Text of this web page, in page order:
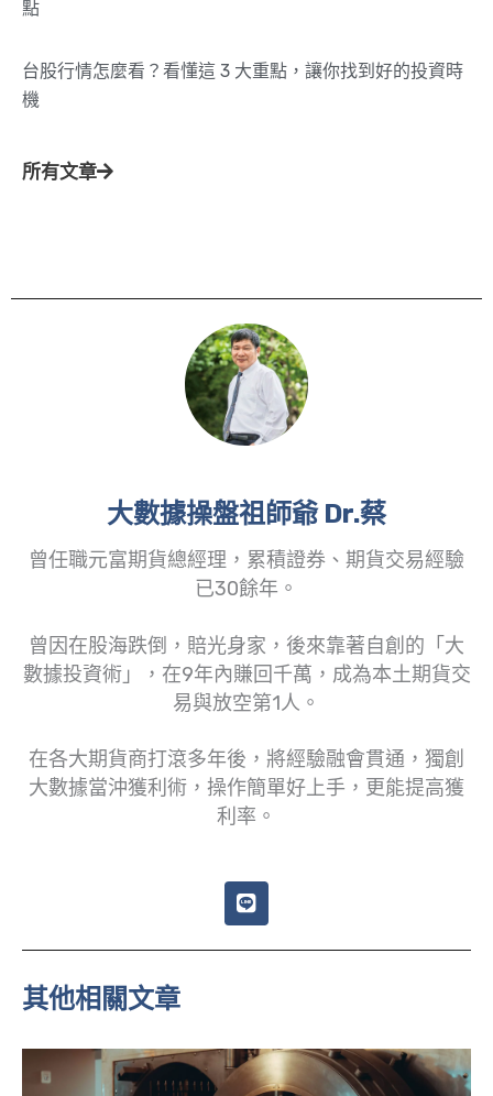
點
台股行情怎麼看？看懂這 3 大重點，讓你找到好的投資時
機
所有文章
大數據操盤祖師爺 Dr.蔡
曾任職元富期貨總經理，累積證券、期貨交易經驗
已30餘年。
曾因在股海跌倒，賠光身家，後來靠著自創的「大
數據投資術」，在9年內賺回千萬，成為本土期貨交
易與放空第1人。
在各大期貨商打滾多年後，將經驗融會貫通，獨創
大數據當沖獲利術，操作簡單好上手，更能提高獲
利率。
L
i
e
其他相關文章